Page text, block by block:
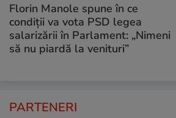
Florin Manole spune în ce
condiții va vota PSD legea
salarizării în Parlament: „Nimeni
să nu piardă la venituri”
PARTENERI